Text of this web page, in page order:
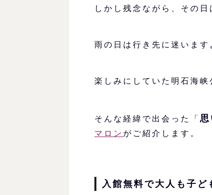
しかし残念ながら、その
雨の日は行き先に迷います
楽しみにしていた明石海峡
そんな経緯で出会った「
マロン がご紹介します。
入館無料で大人も子ど